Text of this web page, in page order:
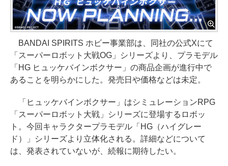
BANDAI SPIRITS ホビー事業部は、同社の公式Xにて
「スーパーロボット大戦OG」シリーズより、プラモデル
「HG ヒュッケバインボクサー」の商品企画が進行中で
あることを明らかにした。発売日や価格などは未定。
「ヒュッケバインボクサー」はシミュレーションRPG
「スーパーロボット大戦」シリーズに登場するロボッ
ト。今回キャラクタープラモデル「HG（ハイグレー
ド）」シリーズより立体化される。詳細などについて
は、発表されていないが、続報に期待したい。